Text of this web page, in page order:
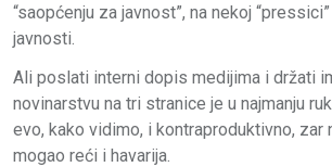
“saopćenju za javnost”, na nekoj
javnosti.
Ali poslati interni dopis medijima i držati
novinarstvu na tri stranice je u najmanju
evo, kako vidimo, i kontraproduktivno, zar
mogao reći i havarija.